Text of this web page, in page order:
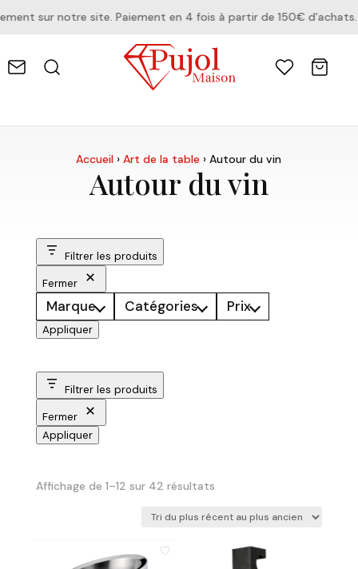
sur notre site. Paiement en 4 fois à partir de 150€ d'achats.
Accueil ›Art de la table ›Autour du vin
Autour du vin
Filtrer les produits
Fermer
Marque Catégories Prix
Appliquer
Filtrer les produits
Fermer
Appliquer
Affichage de 1–12 sur 42 résultatsTrié
plus